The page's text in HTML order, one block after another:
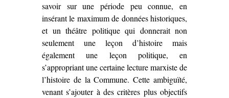
savoir sur une période peu connue, en
insérant le maximum de données historiques,
et un théâtre politique qui donnerait non
seulement une leçon d’histoire mais
également une leçon politique, en
s’appropriant une certaine lecture marxiste de
l’histoire de la Commune. Cette ambiguïté,
venant s’ajouter à des critères plus objectifs